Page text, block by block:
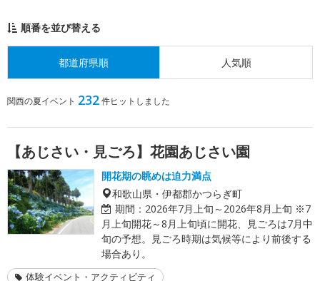
順番を並び替える
都道府県順 人気順
関西の夏イベント 232件ヒットしました
【あじさい・見ごろ】花園あじさい園
開花期の眺めは迫力満点
和歌山県・伊都郡かつらぎ町
期間： 2026年7月上旬～2026年8月上旬 ※7
月上旬開花～8月上旬頃に開花、見ごろは7月中
旬の予想。見ごろ時期は気候等により前後する
場合あり。
体験イベント・アクティビティ